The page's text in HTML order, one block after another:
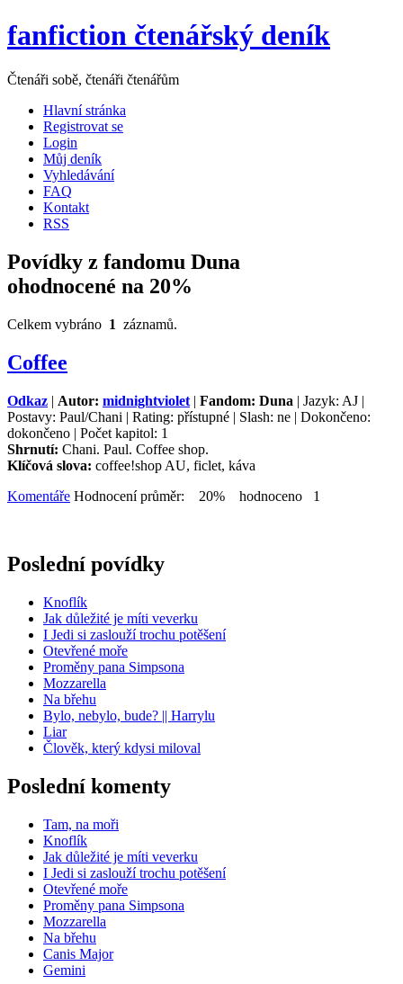
fanfiction čtenářský deník
Čtenáři sobě, čtenáři čtenářům
Hlavní stránka
Registrovat se
Login
Můj deník
Vyhledávání
FAQ
Kontakt
RSS
Povídky z fandomu Duna
ohodnocené na 20%
Celkem vybráno 1 záznamů.
Coffee
Odkaz | Autor: midnightviolet | Fandom: Duna | Jazyk: AJ |
Postavy: Paul/Chani | Rating: přístupné | Slash: ne | Dokončeno:
dokončeno | Počet kapitol: 1
Shrnutí: Chani. Paul. Coffee shop.
Klíčová slova: coffee!shop AU, ficlet, káva
Komentáře Hodnocení průměr: 20% hodnoceno 1
Poslední povídky
Knoflík
Jak důležité je míti veverku
I Jedi si zaslouží trochu potěšení
Otevřené moře
Proměny pana Simpsona
Mozzarella
Na břehu
Bylo, nebylo, bude? || Harrylu
Liar
Člověk, který kdysi miloval
Poslední komenty
Tam, na moři
Knoflík
Jak důležité je míti veverku
I Jedi si zaslouží trochu potěšení
Otevřené moře
Proměny pana Simpsona
Mozzarella
Na břehu
Canis Major
Gemini